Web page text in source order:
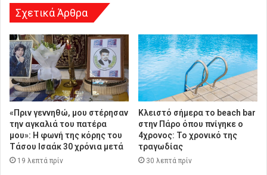
Σχετικά Άρθρα
«Πριν γεννηθώ, μου στέρησαν
την αγκαλιά του πατέρα
μου»: Η φωνή της κόρης του
Τάσου Ισαάκ 30 χρόνια μετά
19 λεπτά πρίν
Κλειστό σήμερα το beach bar
στην Πάρο όπου πνίγηκε ο
4χρονος: Το χρονικό της
τραγωδίας
30 λεπτά πρίν